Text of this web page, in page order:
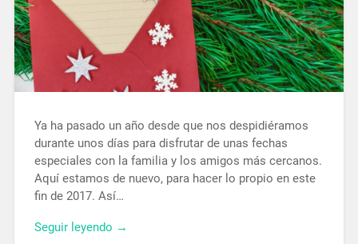
Ya ha pasado un año desde que nos despidiéramos
durante unos días para disfrutar de unas fechas
especiales con la familia y los amigos más cercanos.
Aquí estamos de nuevo, para hacer lo propio en este
fin de 2017. Así…
Seguir leyendo →